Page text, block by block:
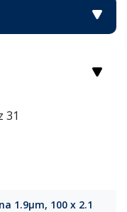
31
1.9µm, 100 x 2.1